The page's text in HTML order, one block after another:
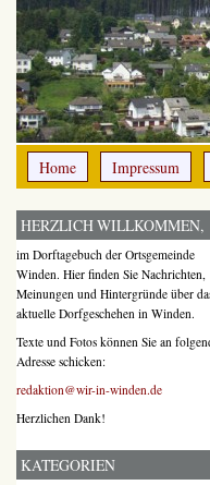
Home Impressum
HERZLICH WILLKOMMEN,
im Dorftagebuch der Ortsgemeinde
Winden. Hier finden Sie Nachrichten,
Meinungen und Hintergründe über
aktuelle Dorfgeschehen in Winden.
Texte und Fotos können Sie an
Adresse schicken:
redaktion@wir-in-winden.de
Herzlichen Dank!
KATEGORIEN